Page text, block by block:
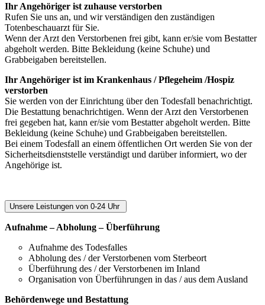
Ihr Angehöriger ist zuhause verstorben
Rufen Sie uns an, und wir verständigen den zuständigen
Totenbeschauarzt für Sie.
Wenn der Arzt den Verstorbenen frei gibt, kann er/sie vom Bestatter
abgeholt werden. Bitte Bekleidung (keine Schuhe) und
Grabbeigaben bereitstellen.
Ihr Angehöriger ist im Krankenhaus / Pflegeheim /Hospiz
verstorben
Sie werden von der Einrichtung über den Todesfall benachrichtigt.
Die Bestattung benachrichtigen. Wenn der Arzt den Verstorbenen
frei gegeben hat, kann er/sie vom Bestatter abgeholt werden. Bitte
Bekleidung (keine Schuhe) und Grabbeigaben bereitstellen.
Bei einem Todesfall an einem öffentlichen Ort werden Sie von der
Sicherheitsdienststelle verständigt und darüber informiert, wo der
Angehörige ist.
Unsere Leistungen von 0-24 Uhr
Aufnahme – Abholung – Überführung
Aufnahme des Todesfalles
Abholung des / der Verstorbenen vom Sterbeort
Überführung des / der Verstorbenen im Inland
Organisation von Überführungen in das / aus dem Ausland
Behördenwege und Bestattung